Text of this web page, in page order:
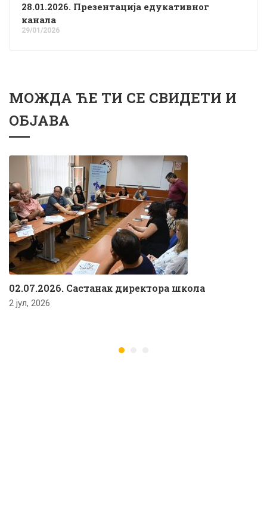
28.01.2026. Презентација едукативног
канала
29/01/2026
МОЖДА ЋЕ ТИ СЕ СВИДЕТИ И
ОБЈАВА
02.07.2026. Састанак директора школа
2 јул, 2026